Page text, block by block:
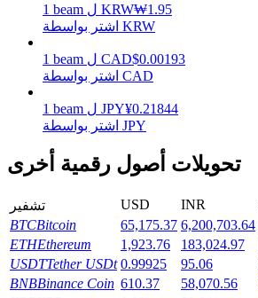
احصل على مكافآت تنافسية يوميًا
1 beam ل KRW₩1.95
اشتر بواسطة KRW
1 beam ل CAD$0.00193
اشتر بواسطة CAD
1 beam ل JPY¥0.21844
اشتر بواسطة JPY
تحويلات أصول رقمية أخرى
تشفير USD INR
BTCBitcoin 65,175.37 6,200,703.64
ETHEthereum 1,923.76 183,024.97
USDTTether USDt 0.99925 95.06
BNBBinance Coin 610.37 58,070.56